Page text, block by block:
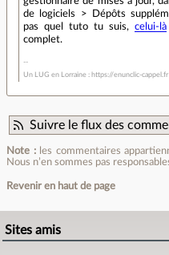
de logiciels > Dépôts
pas quel tuto tu suis, celui-là
complet.
Un LUG en Lorraine : https://enunclic-cappel.fr
Suivre le flux des
Note :les commentaires
Nous n’en sommes pas
Revenir en haut de page
Sites amis